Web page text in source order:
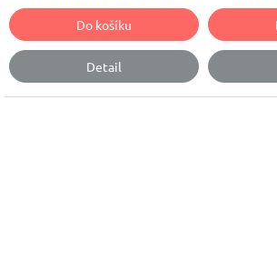
Do košíku
Detail